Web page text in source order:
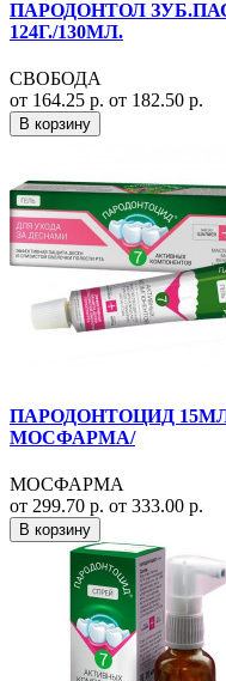
ПАРОДОНТОЛ
124Г./130МЛ.
СВОБОДА
от 164.25 р. от 182.50 р.
В корзину
ПАРОДОНТОЦИД
МОСФАРМА/
МОСФАРМА
от 299.70 р. от 333.00 р.
В корзину